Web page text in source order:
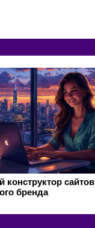
конструктор
бренда